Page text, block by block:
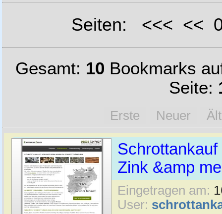
Seiten: <<< <<
Gesamt: 10 Bookmarks
Seite:
Erste Neuer
Schrottankauf
Zink &amp
Eingetragen am:
User: